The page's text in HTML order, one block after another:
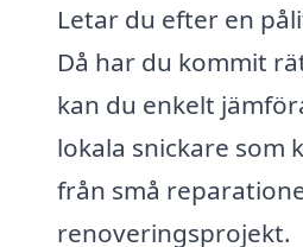
Letar du efter en
Då har du kommit
kan du enkelt
lokala snickare som
från små
renoveringsprojekt.